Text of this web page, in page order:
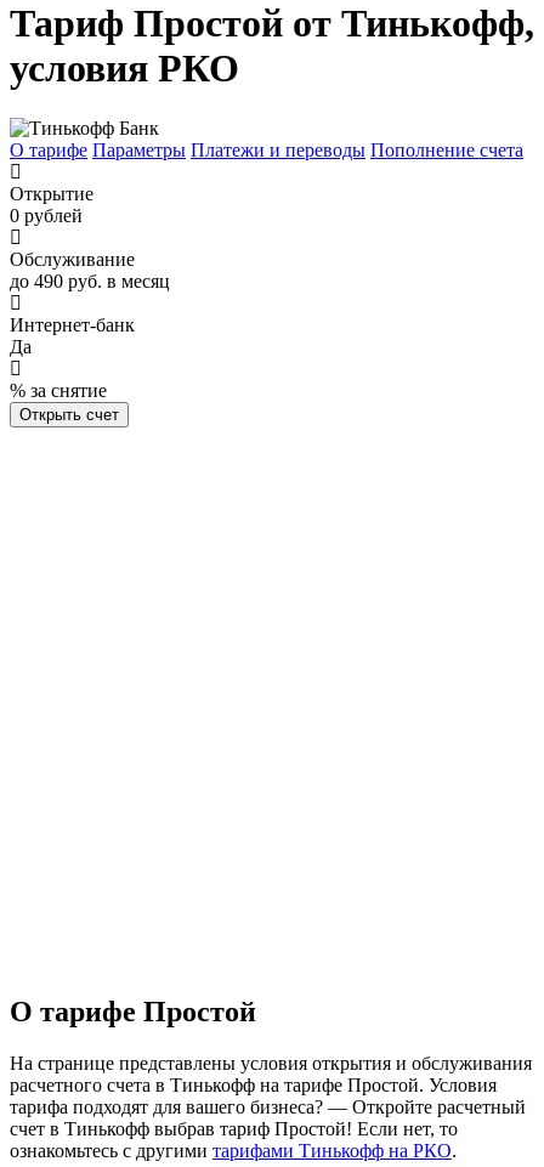
Тариф Простой от Тинькофф,
условия РКО
О тарифе Параметры Платежи и переводы Пополнение счета
Открытие
0 рублей
Обслуживание
до 490 руб. в месяц
Интернет-банк
Да
% за снятие
Открыть счет
О тарифе Простой
На странице представлены условия открытия и обслуживания
расчетного счета в Тинькофф на тарифе Простой. Условия
тарифа подходят для вашего бизнеса? — Откройте расчетный
счет в Тинькофф выбрав тариф Простой! Если нет, то
ознакомьтесь с другими тарифами Тинькофф на РКО.